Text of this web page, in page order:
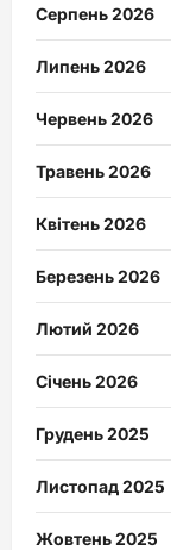
Серпень 2026
Липень 2026
Червень 2026
Травень 2026
Квітень 2026
Березень 2026
Лютий 2026
Січень 2026
Грудень 2025
Листопад 2025
Жовтень 2025